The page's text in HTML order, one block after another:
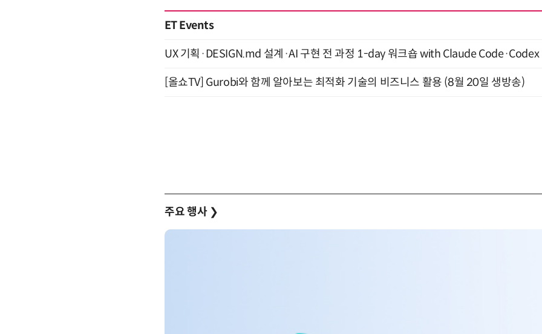
ET Events
UX 기획·DESIGN.md 설계·AI 구현 전 과정 1-day 워크숍 with Claude
[올쇼TV] Gurobi와 함께 알아보는 최적화 기술의 비즈니스 활용 (8월 20일 생방송)
주요 행사 ❯